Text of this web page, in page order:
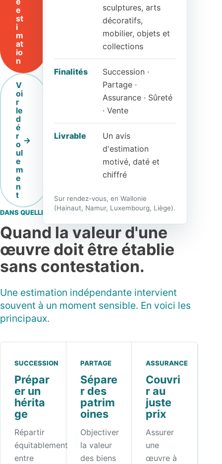
e
st
i
m
at
io
n
V
oi
r
le
d
é
r
o
ul
e
m
e
n
t
sculptures, arts
décoratifs,
mobilier, objets et
collections
Finalités
Succession ·
Partage ·
Assurance · Sûreté
· Vente
Livrable
Un avis
d'estimation
motivé, daté et
chiffré
Sur rendez-vous, en Wallonie
(Hainaut, Namur, Luxembourg, Liège).
DANS QUELLES SITUATIONS
Quand la valeur d'une
œuvre doit être établie
sans contestation.
Une estimation indépendante intervient
souvent à un moment sensible. En voici les
principaux.
SUCCESSION
Prépar
er un
hérita
ge
Répartir
équitablement
entre
PARTAGE
Sépare
r des
patrim
oines
Objectiver
la valeur
des biens
ASSURANCE
Couvri
r au
juste
prix
Assurer
une
œuvre à